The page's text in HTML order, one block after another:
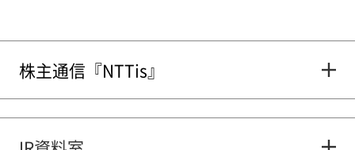
株主通信『NTTis』